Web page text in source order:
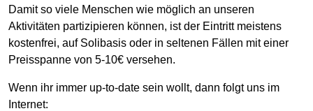
Damit so viele Menschen wie möglich an unseren
Aktivitäten partizipieren können, ist der Eintritt meistens
kostenfrei, auf Solibasis oder in seltenen Fällen mit einer
Preisspanne von 5-10€ versehen.
Wenn ihr immer up-to-date sein wollt, dann folgt uns im
Internet: